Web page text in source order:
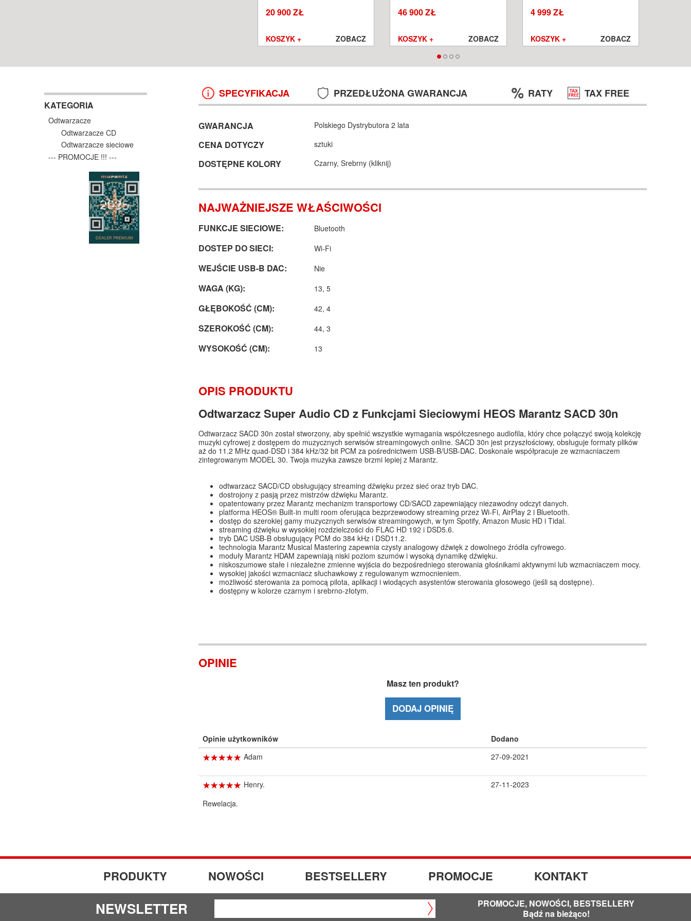
20 900 ZŁ
KOSZYK + ZOBACZ
46 900 ZŁ
KOSZYK + ZOBACZ
4 999 ZŁ
KOSZYK + ZOBACZ
KATEGORIA
Odtwarzacze
Odtwarzacze CD
Odtwarzacze sieciowe
--- PROMOCJE !!! ---
SPECYFIKACJA PRZEDŁUŻONA GWARANCJA RATY TAX FREE
GWARANCJA Polskiego Dystrybutora 2 lata
CENA DOTYCZY sztuki
DOSTĘPNE KOLORY Czarny, Srebrny (kliknij)
NAJWAŻNIEJSZE WŁAŚCIWOŚCI
FUNKCJE SIECIOWE: Bluetooth
DOSTEP DO SIECI: Wi-Fi
WEJŚCIE USB-B DAC: Nie
WAGA (KG): 13, 5
GŁĘBOKOŚĆ (CM): 42, 4
SZEROKOŚĆ (CM): 44, 3
WYSOKOŚĆ (CM): 13
OPIS PRODUKTU
Odtwarzacz Super Audio CD z Funkcjami Sieciowymi HEOS Marantz SACD 30n
Odtwarzacz SACD 30n został stworzony, aby spełnić wszystkie wymagania współczesnego audiofila, który chce połączyć swoją kolekcję
muzyki cyfrowej z dostępem do muzycznych serwisów streamingowych online. SACD 30n jest przyszłościowy, obsługuje formaty plików
aż do 11.2 MHz quad-DSD i 384 kHz/32 bit PCM za pośrednictwem USB-B/USB-DAC. Doskonale współpracuje ze wzmacniaczem
zintegrowanym MODEL 30. Twoja muzyka zawsze brzmi lepiej z Marantz.
odtwarzacz SACD/CD obsługujący streaming dźwięku przez sieć oraz tryb DAC.
dostrojony z pasją przez mistrzów dźwięku Marantz.
opatentowany przez Marantz mechanizm transportowy CD/SACD zapewniający niezawodny odczyt danych.
platforma HEOS® Built-in multi room oferująca bezprzewodowy streaming przez Wi-Fi, AirPlay 2 i Bluetooth.
dostęp do szerokiej gamy muzycznych serwisów streamingowych, w tym Spotify, Amazon Music HD i Tidal.
streaming dźwięku w wysokiej rozdzielczości do FLAC HD 192 i DSD5.6.
tryb DAC USB-B obsługujący PCM do 384 kHz i DSD11.2.
technologia Marantz Musical Mastering zapewnia czysty analogowy dźwięk z dowolnego źródła cyfrowego.
moduły Marantz HDAM zapewniają niski poziom szumów i wysoką dynamikę dźwięku.
niskoszumowe stałe i niezależne zmienne wyjścia do bezpośredniego sterowania głośnikami aktywnymi lub wzmacniaczem mocy.
wysokiej jakości wzmacniacz słuchawkowy z regulowanym wzmocnieniem.
możliwość sterowania za pomocą pilota, aplikacji i wiodących asystentów sterowania głosowego (jeśli są dostępne).
dostępny w kolorze czarnym i srebrno-złotym.
OPINIE
Masz ten produkt?
DODAJ OPINIĘ
Opinie użytkowników Dodano
☆☆☆☆☆
★★★★★ Adam 27-09-2021
☆☆☆☆☆
★★★★★ Henry.
Rewelacja.
27-11-2023
PRODUKTY NOWOŚCI BESTSELLERY PROMOCJE KONTAKT
NEWSLETTER
PROMOCJE, NOWOŚCI, BESTSELLERY
Bądź na bieżąco!